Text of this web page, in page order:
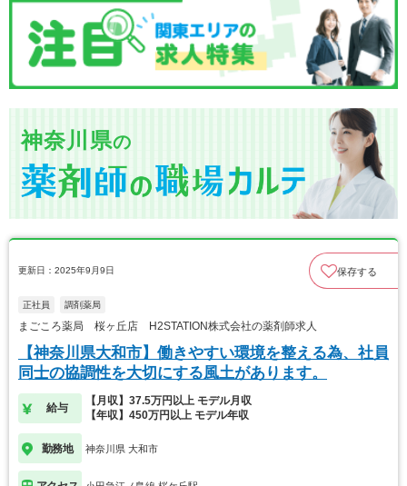
神奈川県の
更新日：2025年9月9日 保存する
正社員 調剤薬局
まごころ薬局 桜ヶ丘店 H2STATION株式会社の薬剤師求人
【神奈川県大和市】働きやすい環境を整える為、社員
同士の協調性を大切にする風土があります。
給与
【月収】37.5万円以上 モデル月収
【年収】450万円以上 モデル年収
勤務地 神奈川県 大和市